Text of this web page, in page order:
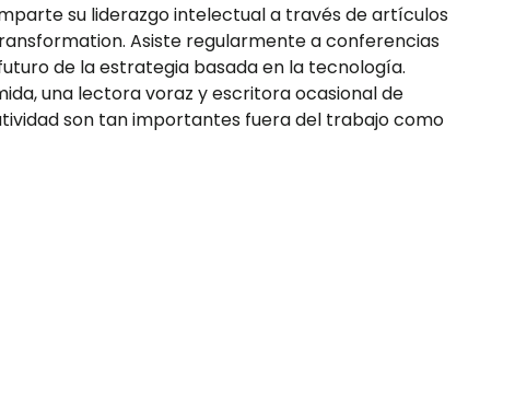
su liderazgo intelectual a través de artículos
Asiste regularmente a conferencias
de la estrategia basada en la tecnología.
una lectora voraz y escritora ocasional de
son tan importantes fuera del trabajo como